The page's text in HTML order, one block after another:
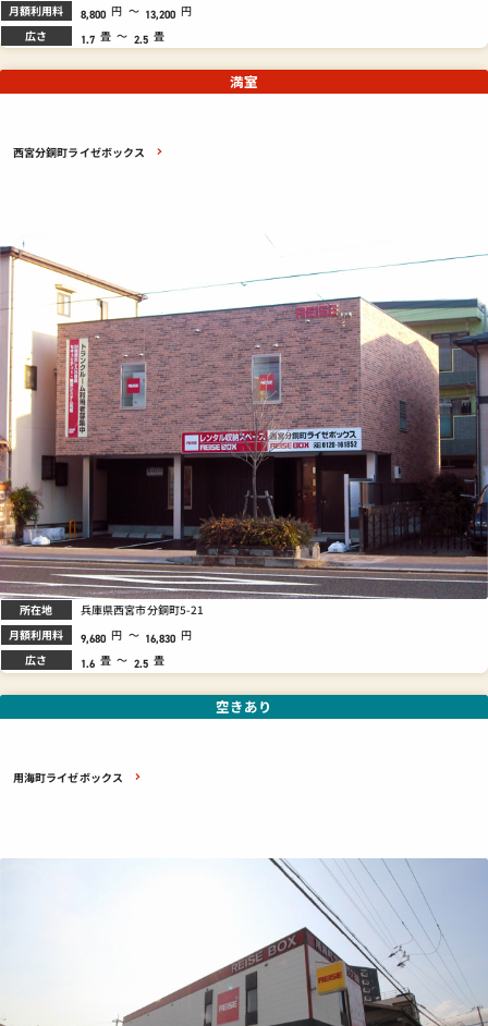
月額利用料 8,800 円 ～ 13,200 円
広さ 1.7 畳 ～ 2.5 畳
西宮分銅町ライゼボックス
満室
所在地 兵庫県西宮市分銅町5-21
月額利用料 9,680 円 ～ 16,830 円
広さ 1.6 畳 ～ 2.5 畳
用海町ライゼボックス
空きあり